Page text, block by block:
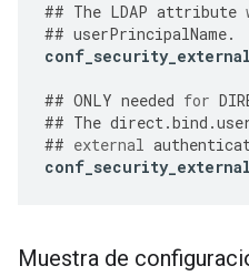
## The LDAP attribute
## userPrincipalName.
## ONLY needed for
## The direct.bind .
## external
Muestra de